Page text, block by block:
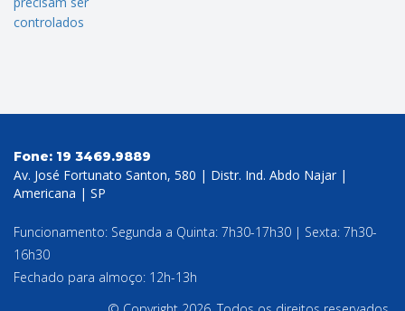
Fone: 19 3469.9889
Av. José Fortunato Santon, 580 | Distr. Ind. Abdo Najar |
Americana | SP
Funcionamento: Segunda a Quinta: 7h30-17h30 | Sexta: 7h30-
16h30
Fechado para almoço: 12h-13h